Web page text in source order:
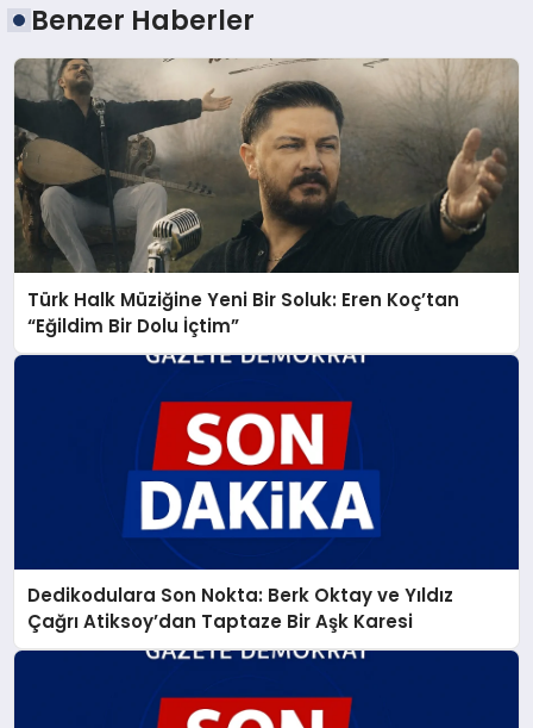
Benzer Haberler
Türk Halk Müziğine Yeni Bir Soluk: Eren Koç’tan
“Eğildim Bir Dolu İçtim”
Dedikodulara Son Nokta: Berk Oktay ve Yıldız
Çağrı Atiksoy’dan Taptaze Bir Aşk Karesi